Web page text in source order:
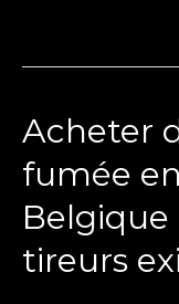
Acheter
fumée
Belgique
tireurs
Acheter
la
poudre
fumée